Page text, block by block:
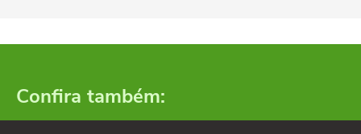
Confira também: